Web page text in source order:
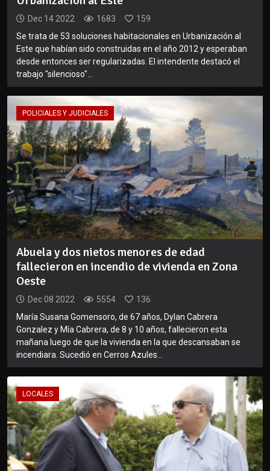
Dec 14 2022 1683
159
Se trata de 53 soluciones habitacionales en Urbanización al
Este que habían sido construidas en el año 2012 y esperaban
desde entonces ser regularizadas. El intendente destacó el
trabajo "silencioso"...
POLICIALES Y JUDICIALES
Abuela y dos nietos menores de edad
fallecieron en incendio de vivienda en Zona
Oeste
Dec 08 2022 5554
136
María Susana Gomensoro, de 67 años, Dylan Cabrera
Gonzalez y Mía Cabrera, de 8 y 10 años, fallecieron esta
mañana luego de que la vivienda en la que descansaban se
incendiara. Sucedió en Cerros Azules...
LOCALES